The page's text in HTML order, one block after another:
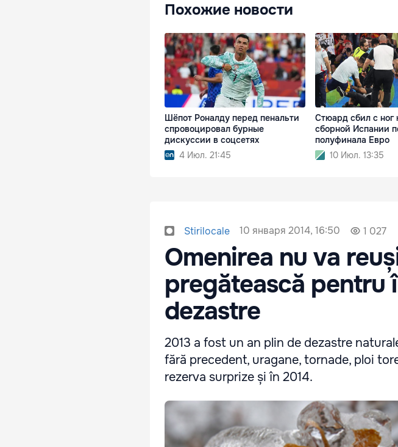
Похожие новости
Шёпот Роналду перед пенальти
спровоцировал бурные
дискуссии в соцсетях
4 Июл. 21:45
Стюард сбил с ног
сборной Испании
полуфинала Евро
10 Июл. 13:35
Stirilocale 10 января 2014, 16:50 1 027
Omenirea nu va
pregătească pentru
dezastre
2013 a fost un an plin de dezastre
fără precedent, uragane, tornade, ploi
rezerva surprize și în 2014.